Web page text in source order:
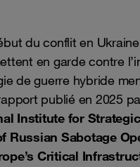
du conflit en
en garde contre
de guerre hybride
publié en 2025
Institute for
Russian Sabotage
Critical